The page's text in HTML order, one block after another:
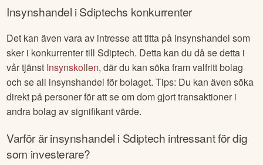
Insynshandel iSdiptechs konkurrenter
Det kan även vara av intresse att titta på insynshandel som
sker i konkurrenter tillSdiptech. Detta kan du då se detta i
vår tjänst Insynskollen, där du kan söka fram valfritt bolag
och se all insynshandel för bolaget. Tips: Du kan även söka
direkt på personer för att se om dom gjort transaktioner i
andra bolag av signifikant värde.
Varför är insynshandel i Sdiptech intressant för dig
som investerare?